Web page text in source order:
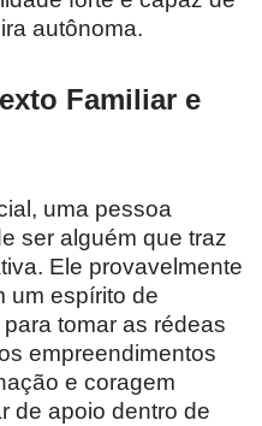
autônoma.
Familiar e
uma pessoa
ser alguém que traz
Ele provavelmente
um espírito de
tomar as rédeas
empreendimentos
e coragem
de apoio dentro de